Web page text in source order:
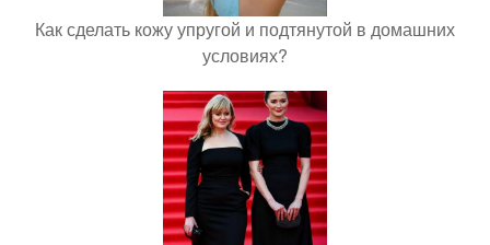
Как сделать кожу упругой и подтянутой в домашних
условиях?